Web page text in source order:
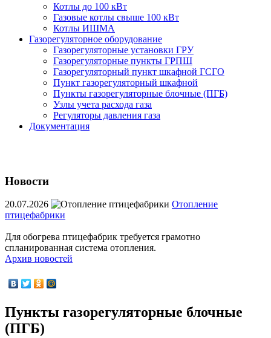
Котлы до 100 кВт
Газовые котлы свыше 100 кВт
Котлы ИШМА
Газорегуляторное оборудование
Газорегуляторные установки ГРУ
Газорегуляторные пункты ГРПШ
Газорегуляторный пункт шкафной ГСГО
Пункт газорегуляторный шкафной
Пункты газорегуляторные блочные (ПГБ)
Узлы учета расхода газа
Регуляторы давления газа
Документация
Новости
20.07.2026
Отопление
птицефабрики
Для обогрева птицефабрик требуется грамотно
спланированная система отопления.
Архив новостей
Пункты газорегуляторные блочные
(ПГБ)